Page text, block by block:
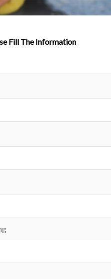
Fill The Information